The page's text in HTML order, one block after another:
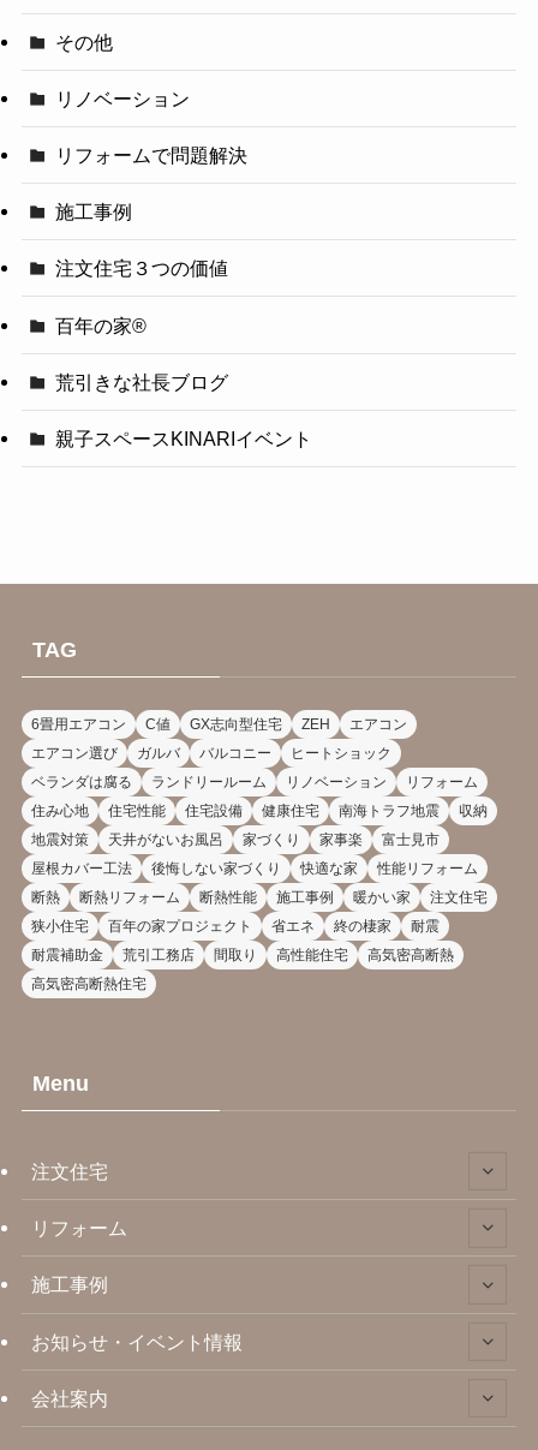
その他
リノベーション
リフォームで問題解決
施工事例
注文住宅３つの価値
百年の家®️
荒引きな社長ブログ
親子スペースKINARIイベント
TAG
6畳用エアコン C値 GX志向型住宅 ZEH
エアコン
エアコン選び
ガルバ バルコニー
ヒートショック
ベランダは腐る
ランドリールーム リノベーション
リフォーム
住み心地
住宅性能 住宅設備 健康住宅 南海トラフ地震
収納
地震対策
天井がないお風呂 家づくり 家事楽
富士見市
屋根カバー工法
後悔しない家づくり 快適な家
性能リフォーム
断熱
断熱リフォーム 断熱性能 施工事例 暖かい家
注文住宅
狭小住宅
百年の家プロジェクト 省エネ 終の棲家
耐震
耐震補助金
荒引工務店 間取り 高性能住宅
高気密高断熱
高気密高断熱住宅
Menu
注文住宅
リフォーム
施工事例
お知らせ・イベント情報
会社案内